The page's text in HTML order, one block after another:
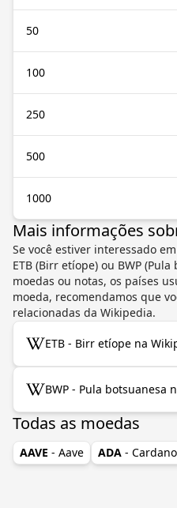
50
100
250
500
1000
Mais informações
Se você estiver interessado
ETB (Birr etíope) ou BWP
moedas ou notas, os países
moeda, recomendamos que
relacionadas da Wikipedia.
ETB - Birr etíope na
BWP - Pula botsuanesa
Todas as moedas
AAVE - Aave ADA - Cardano